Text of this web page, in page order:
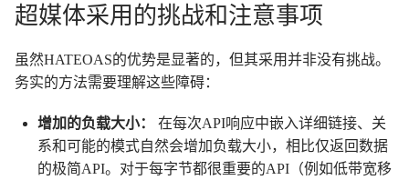
超媒体采用的挑战和注意事项
虽然HATEOAS的优势是显著的，但其采用并非没有挑战。
务实的方法需要理解这些障碍：
增加的负载大小：
在每次API响应中嵌入详细链接、关
系和可能的模式自然会增加负载大小，相比仅返回数据
的极简API。对于每字节都很重要的API（例如低带宽移